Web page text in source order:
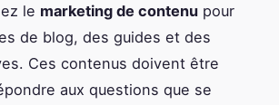
le marketing de contenu pour
de blog, des guides et des
Ces contenus doivent être
aux questions que se